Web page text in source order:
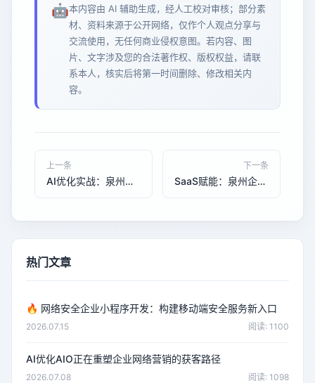
🤖本内容由 AI 辅助生成，经人工校对审核；部分素
材、资料来源于公开网络，仅作个人观点分享与
交流使用，无任何商业侵权意图。若内容、图
片、文字涉及您的合法著作权、版权权益，请联
系本人，核实后将第一时间删除、修改相关内
容。
上一条
AI优化实战：泉州中小企业如何通过GEO优化提升AI搜索排名
下一条
SaaS赋能：泉州企业如何通过企业SaaS与LLM优化实现数字化升级
热门文章
🔥 网络安全企业小程序开发：构建移动端安全服务新入口
2026.07.15 阅读: 1100
AI优化AIO正在重塑企业网络营销的获客路径
2026.07.08 阅读: 1098